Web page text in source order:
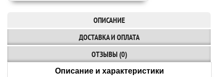
ОПИСАНИЕ
ДОСТАВКА И ОПЛАТА
ОТЗЫВЫ (0)
Описание и характеристики